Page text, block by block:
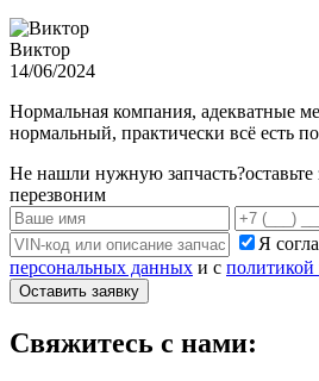
Виктор
14/06/2024
Нормальная компания, адекватные
нормальный, практически всё есть
Не нашли нужную запчасть?
перезвоним
Я
персональных данных и с политикой
Оставить заявку
Свяжитесь с нами: